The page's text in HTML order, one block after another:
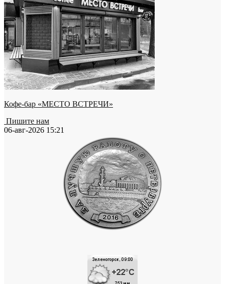
Кофе-бар «МЕСТО ВСТРЕЧИ»
Пишите нам
06-авг-2026 15:21